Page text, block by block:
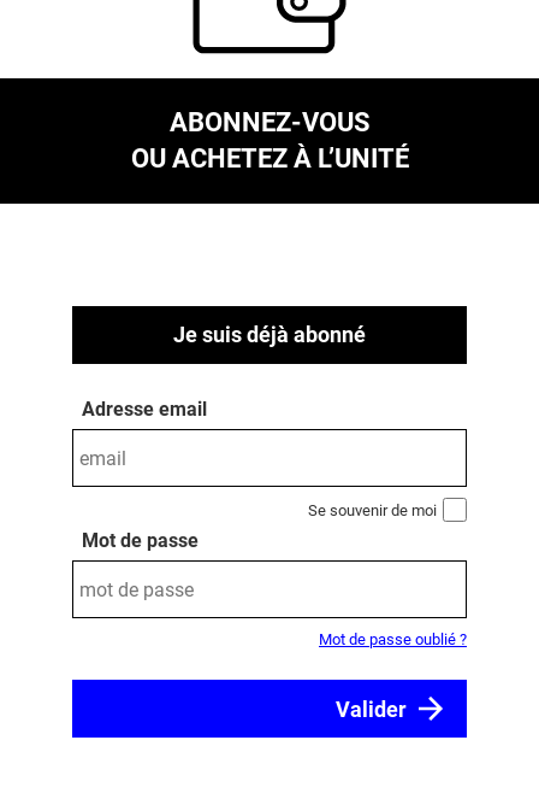
ABONNEZ-VOUS
OU ACHETEZ À L’UNITÉ
Je suis déjà abonné
Adresse email
Se souvenir de moi
Mot de passe
Mot de passe oublié ?